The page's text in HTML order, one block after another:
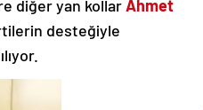
diğer yan kollarAhmet
desteğiyle